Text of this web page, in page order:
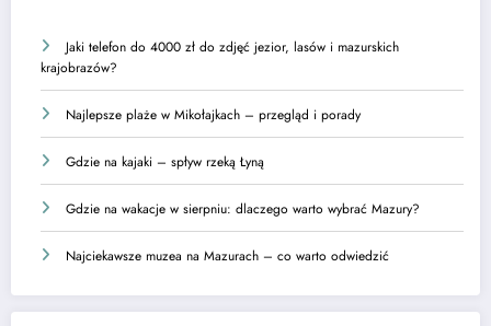
Jaki telefon do 4000 zł do zdjęć jezior, lasów i mazurskich
krajobrazów?
Najlepsze plaże w Mikołajkach – przegląd i porady
Gdzie na kajaki – spływ rzeką Łyną
Gdzie na wakacje w sierpniu: dlaczego warto wybrać Mazury?
Najciekawsze muzea na Mazurach – co warto odwiedzić